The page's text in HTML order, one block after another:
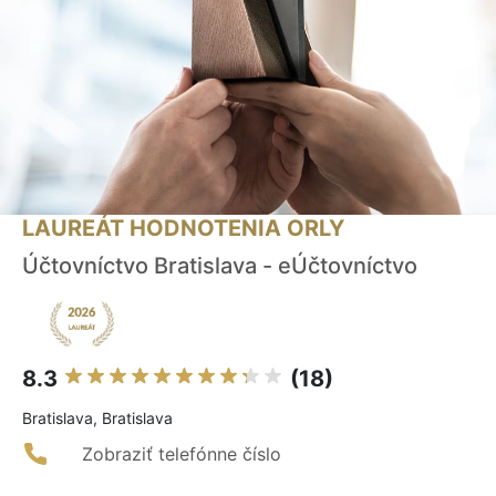
LAUREÁT HODNOTENIA ORLY
Účtovníctvo Bratislava - eÚčtovníctvo
8.3 (18)
Bratislava, Bratislava
Zobraziť telefónne číslo